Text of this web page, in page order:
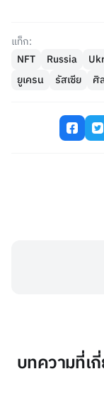
แท็ก:
NFT
Russia
ยูเครน
รัสเซีย ศิ
บทความที่เ